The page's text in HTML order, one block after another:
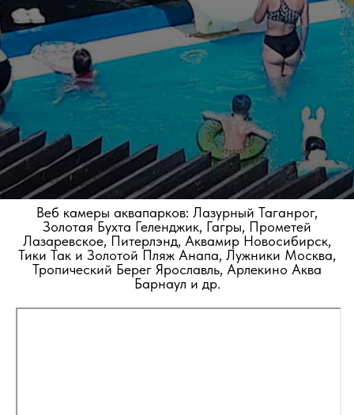
Веб камеры аквапарков: Лазурный Таганрог,
Золотая Бухта Геленджик, Гагры, Прометей
Лазаревское, Питерлэнд, Аквамир Новосибирск,
Тики Так и Золотой Пляж Анапа, Лужники Москва,
Тропический Берег Ярославль, Арлекино Аква
Барнаул и др.